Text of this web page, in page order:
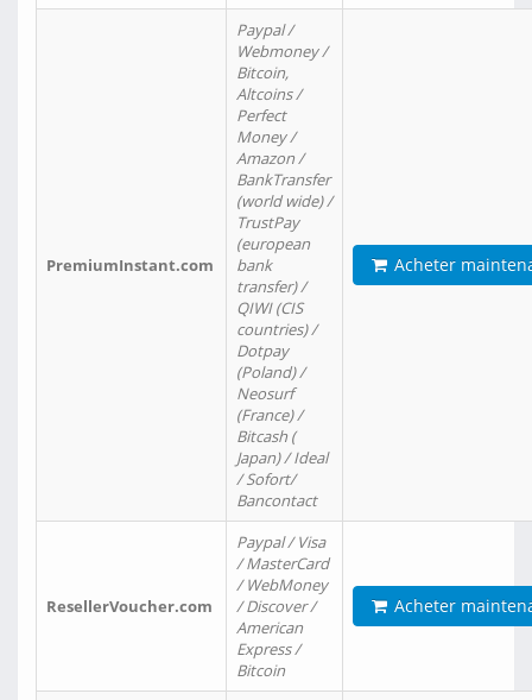
PremiumInstant.com
Paypal /
Webmoney /
Bitcoin,
Altcoins /
Perfect
Money /
Amazon /
BankTransfer
(world wide) /
TrustPay
(european
bank
transfer) /
QIWI (CIS
countries) /
Dotpay
(Poland) /
Neosurf
(France) /
Bitcash (
Japan) / Ideal
/ Sofort/
Bancontact
Acheter
ResellerVoucher.com
Paypal / Visa
/ MasterCard
/ WebMoney
/ Discover /
American
Express /
Bitcoin
Acheter